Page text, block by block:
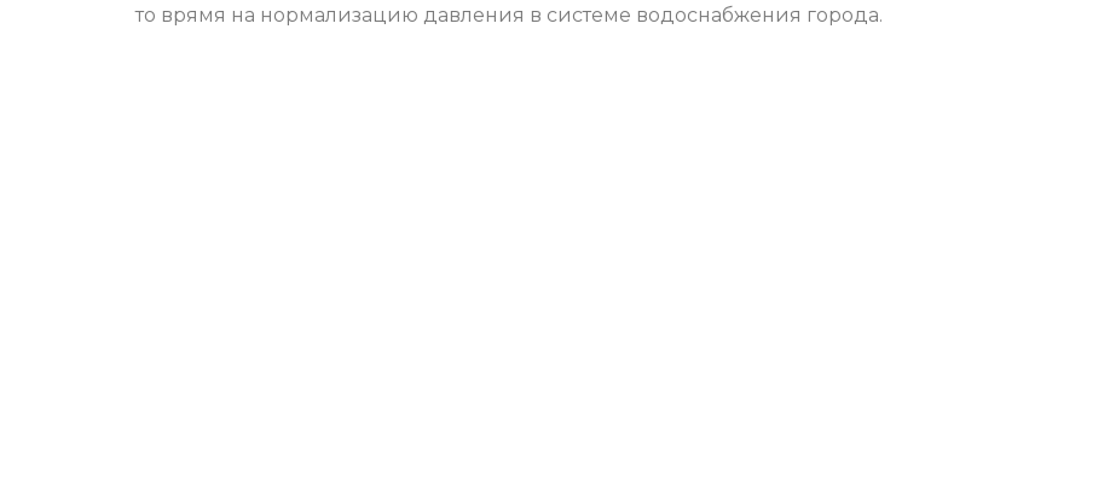
то врямя на нормализацию давления в системе водоснабжения города.